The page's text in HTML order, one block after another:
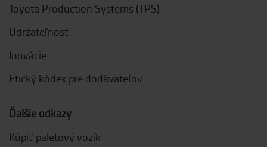
Toyota Production Systems (TPS)
Udržateľnosť
Inovácie
Etický kódex pre dodávateľov
Ďalšie odkazy
Kúpiť paletový vozík